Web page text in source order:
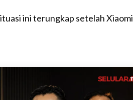
ini terungkap setelah Xiaomi